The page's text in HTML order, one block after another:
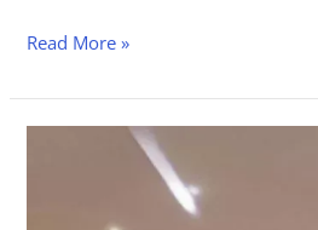
Read More »